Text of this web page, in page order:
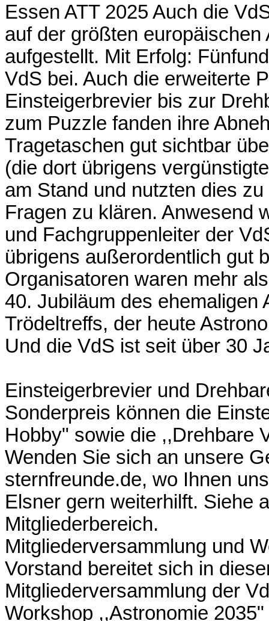
Essen ATT 2025 Auch die
auf der größten
aufgestellt. Mit Erfolg:
VdS bei. Auch die erweiterte
Einsteigerbrevier bis zur
zum Puzzle fanden ihre
Tragetaschen gut sichtbar
(die dort übrigens
am Stand und nutzten dies
Fragen zu klären. Anwesend
und Fachgruppenleiter der
übrigens außerordentlich gut
Organisatoren waren mehr
40. Jubiläum des ehemaligen
Trödeltreffs, der heute
Und die VdS ist seit über 30
Einsteigerbrevier und
Sonderpreis können die
Hobby" sowie die ,,Drehbare
Wenden Sie sich an unsere
sternfreunde.de, wo Ihnen
Elsner gern weiterhilft. Siehe
Mitgliederbereich.
Mitgliederversammlung und
Vorstand bereitet sich in
Mitgliederversammlung der
Workshop ,,Astronomie